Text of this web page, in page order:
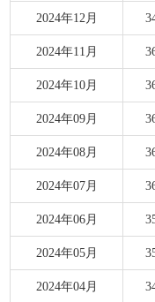
2024年12月
2024年11月
2024年10月
2024年09月
2024年08月
2024年07月
2024年06月
2024年05月
2024年04月